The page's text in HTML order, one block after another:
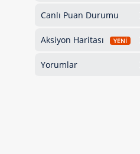
Canlı Puan Durumu
Aksiyon Haritası YENİ
Yorumlar